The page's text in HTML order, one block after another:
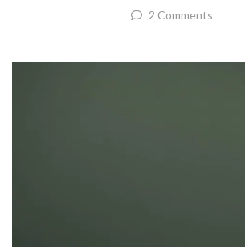
2 Comments